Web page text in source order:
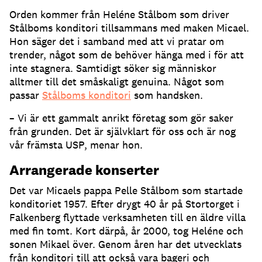
Orden kommer från Heléne Stålbom som driver
Stålboms konditori tillsammans med maken Micael.
Hon säger det i samband med att vi pratar om
trender, något som de behöver hänga med i för att
inte stagnera. Samtidigt söker sig människor
alltmer till det småskaligt genuina. Något som
passar Stålboms konditori som handsken.
– Vi är ett gammalt anrikt företag som gör saker
från grunden. Det är självklart för oss och är nog
vår främsta USP, menar hon.
Arrangerade konserter
Det var Micaels pappa Pelle Stålbom som startade
konditoriet 1957. Efter drygt 40 år på Stortorget i
Falkenberg flyttade verksamheten till en äldre villa
med fin tomt. Kort därpå, år 2000, tog Heléne och
sonen Mikael över. Genom åren har det utvecklats
från konditori till att också vara bageri och